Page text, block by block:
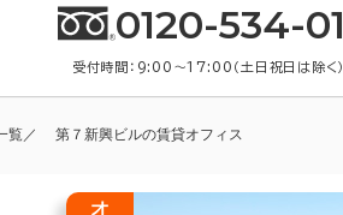
0120-534-
受付時間：9:00〜17:00（土日祝日は除く）
覧 第７新興ビルの賃貸オフィス